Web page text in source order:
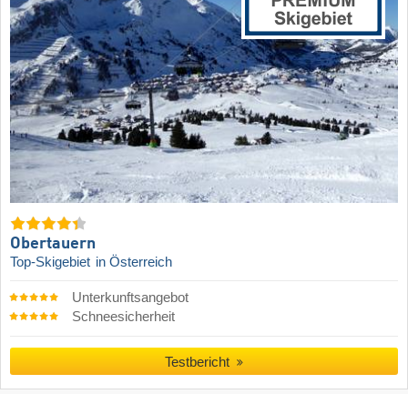
Obertauern
Top-Skigebiet in Österreich
Unterkunftsangebot
Schneesicherheit
Testbericht